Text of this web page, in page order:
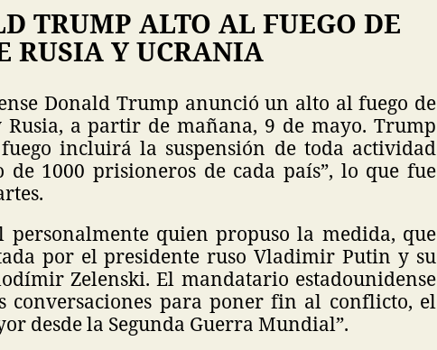
TRUMP ALTO AL FUEGO DE
RUSIA Y UCRANIA
Donald Trump anunció un alto al fuego de
a partir de mañana, 9 de mayo. Trump
incluirá la suspensión de toda actividad
1000 prisioneros de cada país”, lo que fue
quien propuso la medida, que
por el presidente ruso Vladimir Putin y su
Zelenski. El mandatario estadounidense
conversaciones para poner fin al conflicto, el
desde la Segunda Guerra Mundial”.